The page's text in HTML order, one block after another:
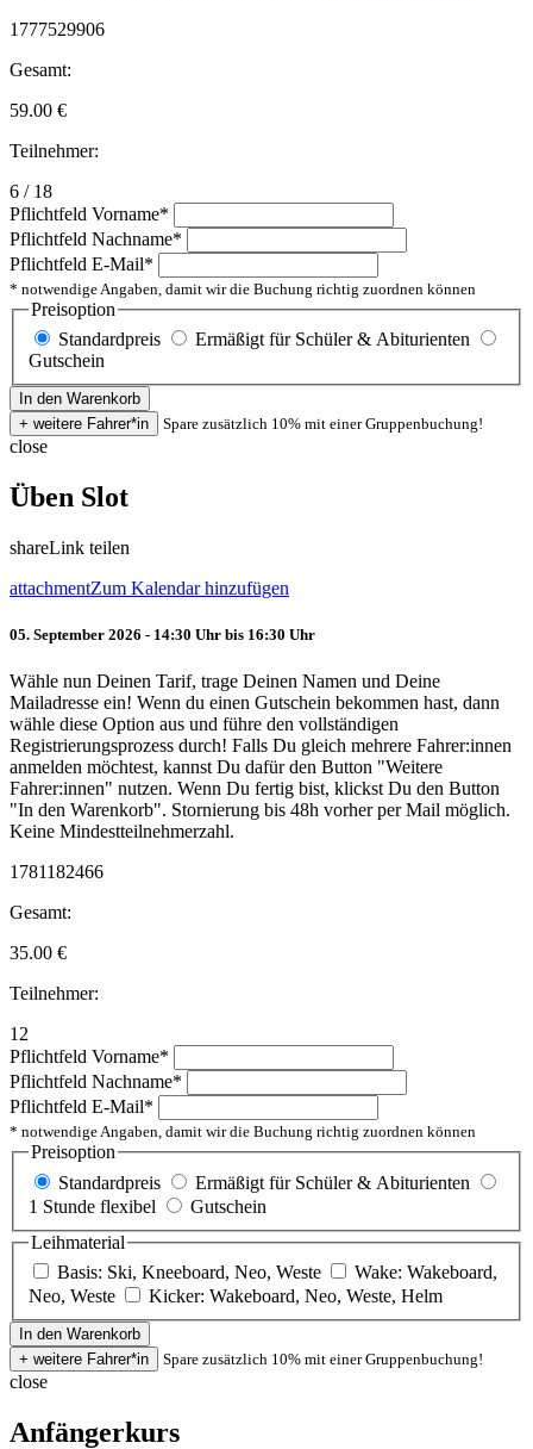
1777529906
Gesamt:
59.00 €
Teilnehmer:
6 / 18
Pflichtfeld Vorname*
Pflichtfeld Nachname*
Pflichtfeld E-Mail*
* notwendige Angaben, damit wir die Buchung richtig zuordnen können
Preisoption
Standardpreis
Ermäßigt für Schüler & Abiturienten
Gutschein
Spare zusätzlich 10% mit einer Gruppenbuchung!
close
Üben Slot
shareLink teilen
attachmentZum Kalendar hinzufügen
05. September 2026 - 14:30 Uhr bis 16:30 Uhr
Wähle nun Deinen Tarif, trage Deinen Namen und Deine
Mailadresse ein! Wenn du einen Gutschein bekommen hast, dann
wähle diese Option aus und führe den vollständigen
Registrierungsprozess durch! Falls Du gleich mehrere Fahrer:innen
anmelden möchtest, kannst Du dafür den Button "Weitere
Fahrer:innen" nutzen. Wenn Du fertig bist, klickst Du den Button
"In den Warenkorb". Stornierung bis 48h vorher per Mail möglich.
Keine Mindestteilnehmerzahl.
1781182466
Gesamt:
35.00 €
Teilnehmer:
12
Pflichtfeld Vorname*
Pflichtfeld Nachname*
Pflichtfeld E-Mail*
* notwendige Angaben, damit wir die Buchung richtig zuordnen können
Preisoption
Standardpreis
Ermäßigt für Schüler & Abiturienten
1 Stunde flexibel
Gutschein
Leihmaterial
Basis: Ski, Kneeboard, Neo, Weste
Wake: Wakeboard,
Neo, Weste
Kicker: Wakeboard, Neo, Weste, Helm
Spare zusätzlich 10% mit einer Gruppenbuchung!
close
Anfängerkurs